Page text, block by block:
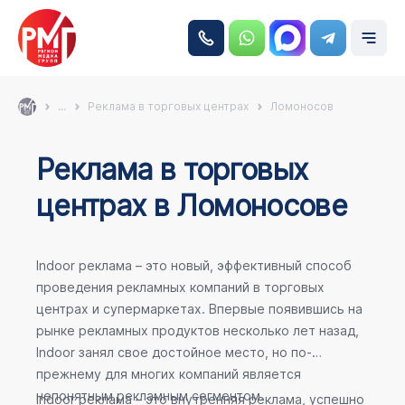
... Реклама в торговых центрах Ломоносов
Реклама в торговых
центрах в Ломоносове
Indoor реклама – это новый, эффективный способ
проведения рекламных компаний в торговых
центрах и супермаркетах. Впервые появившись на
рынке рекламных продуктов несколько лет назад,
Indoor занял свое достойное место, но по-
прежнему для многих компаний является
непонятным рекламным сегментом.
Indoor реклама – это внутренняя реклама, успешно